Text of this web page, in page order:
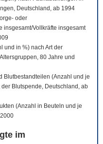
Deutschland, ab 1994
oder
insgesamt/Vollkräfte insgesamt
und in %) nach Art der
80 Jahre und
Blutbestandteilen (Anzahl und je
Blutspende, Deutschland, ab
(Anzahl in Beuteln und je
im